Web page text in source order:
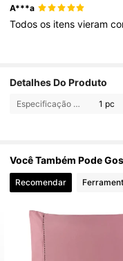
A***a
Todosos itensvieram
Detalhes Do Produto
Especificação geral: 1 pc
Você Também Pode
Recomendar